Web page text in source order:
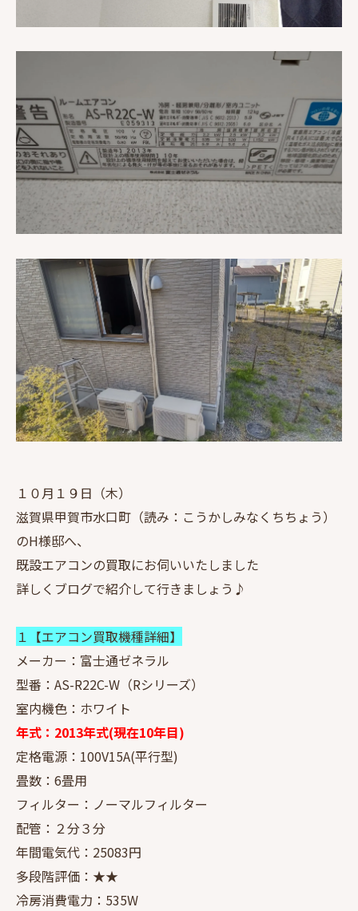
１０月１９日（木）
滋賀県甲賀市水口町（読み：こうかしみなくちちょう）
のH様邸へ、
既設エアコンの買取にお伺いいたしました
詳しくブログで紹介して行きましょう♪
１【エアコン買取機種詳細】
メーカー：富士通ゼネラル
型番：AS-R22C-W（Rシリーズ）
室内機色：ホワイト
年式：2013年式(現在10年目)
定格電源：100V15A(平行型)
畳数：6畳用
フィルター：ノーマルフィルター
配管：２分３分
年間電気代：25083円
多段階評価：★★
冷房消費電力：535W